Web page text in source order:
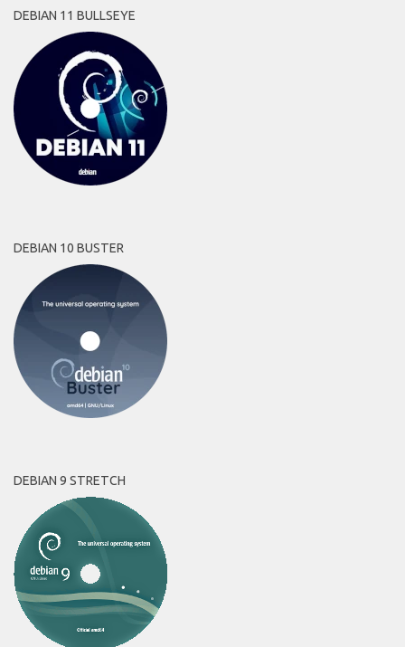
DEBIAN 11 BULLSEYE
DEBIAN 10 BUSTER
DEBIAN 9 STRETCH